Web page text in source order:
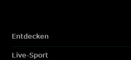
Entdecken
Live-Sport